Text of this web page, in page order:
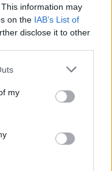
information may
on the IAB’s List of
disclose it to other
my
Švingr pod vedením
večera bude
vítěze 11. ročníku
autorům do 40 let.
hudební festival patří
regionu.